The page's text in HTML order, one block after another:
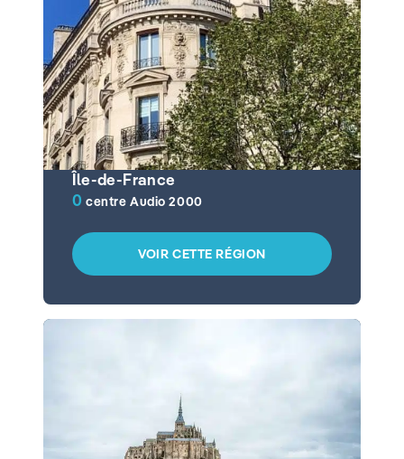
Île-de-France
0 centre Audio 2000
VOIR CETTE RÉGION